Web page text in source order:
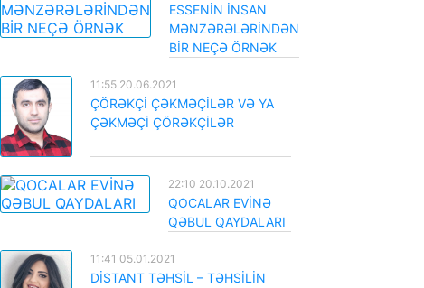
ESSENİN İNSAN
MƏNZƏRƏLƏRİNDƏN
BİR NEÇƏ ÖRNƏK
11:55 20.06.2021
ÇÖRƏKÇİ ÇƏKMƏÇİLƏR VƏ YA
ÇƏKMƏÇİ ÇÖRƏKÇİLƏR
22:10 20.10.2021
QOCALAR EVİNƏ
QƏBUL QAYDALARI
11:41 05.01.2021
DİSTANT TƏHSİL – TƏHSİLİN